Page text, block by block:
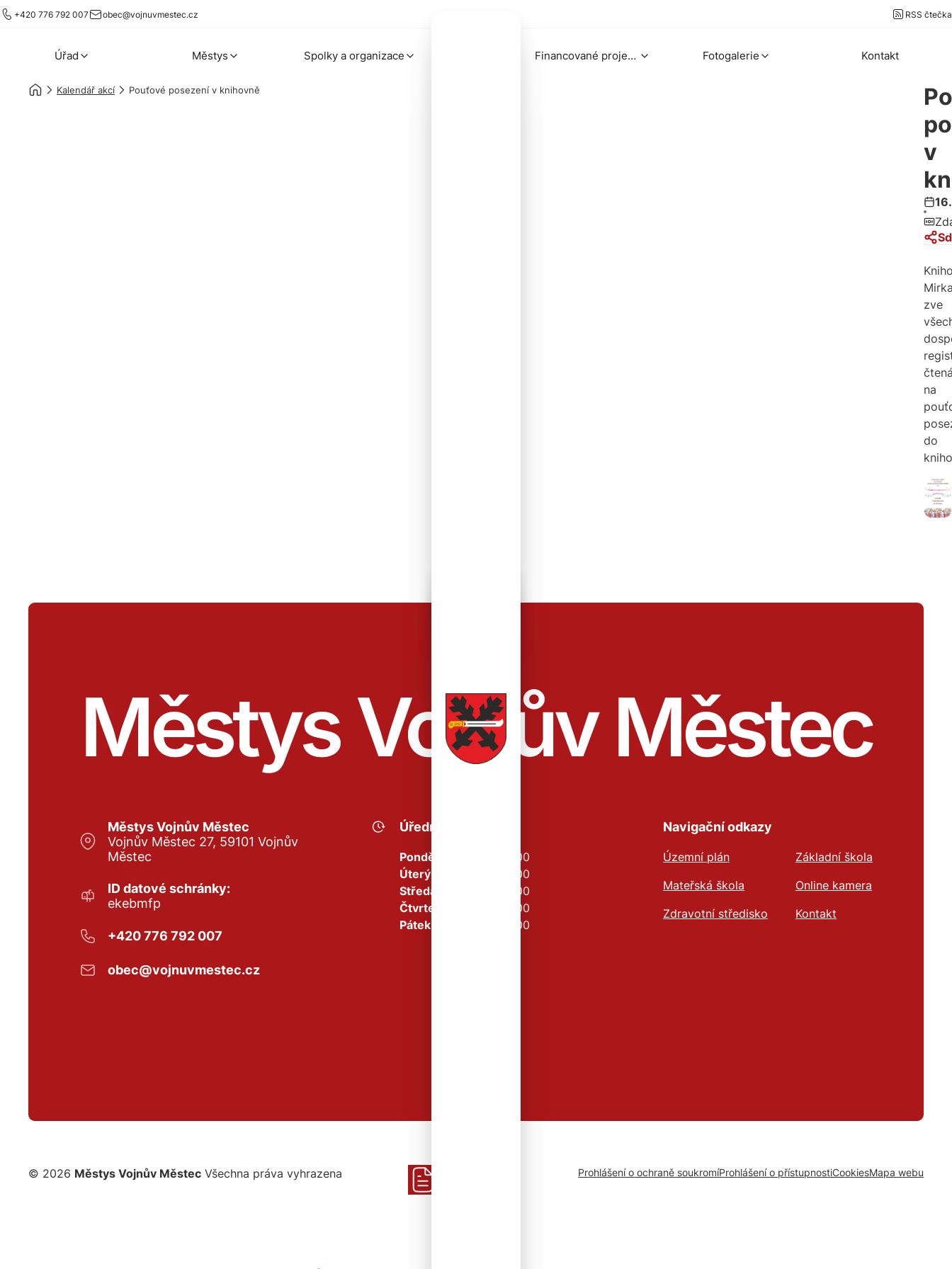
+420 776 792 007 obec@vojnuvmestec.cz RSS čtečka
Úřad Městys Spolky a organizace Financované projekty Fotogalerie Kontakt
Kalendář akcí Pouťové posezení v knihovně
v
zve
na
do
Městys Vojnův Městec
Městys Vojnův Městec
Vojnův Městec 27, 59101 Vojnův
Městec
ID datové schránky:
ekebmfp
+420 776 792 007
obec@vojnuvmestec.cz
Úřední hodiny
Pondělí
08:00 - 16:00
Úterý
08:00 - 14:00
Středa
08:00 - 16:00
Čtvrtek
08:00 - 14:00
Pátek
08:00 - 13:00
Navigační odkazy
Územní plán
Základní škola
Mateřská škola
Online kamera
Zdravotní středisko
Kontakt
© 2026 Městys Vojnův Městec Všechna práva vyhrazena Prohlášení o ochraně soukromíProhlášení o přístupnostiCookiesMapa webu